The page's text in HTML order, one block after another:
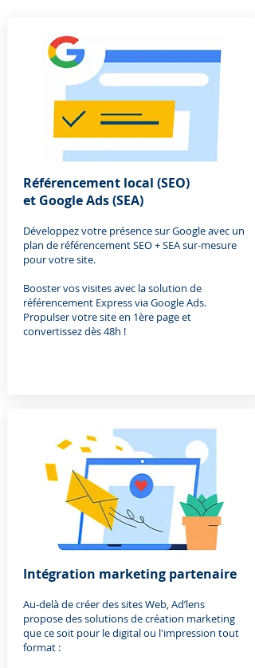
Référencement local (SEO)
et Google Ads (SEA)
Développez votre présence sur Google avec un
plan de référencement SEO + SEA sur-mesure
pour votre site.
Booster vos visites avec la solution de
référencement Express via Google Ads.
Propulser votre site en 1ère page et
convertissez dès 48h !
Intégration marketing partenaire
Au-delà de créer des sites Web, Ad’lens
propose des solutions de création marketing
que ce soit pour le digital ou l'impression tout
format :